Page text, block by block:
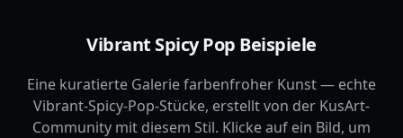
Vibrant Spicy Pop Beispiele
Eine kuratierte Galerie farbenfroher Kunst — echte
Vibrant-Spicy-Pop-Stücke, erstellt von der KusArt-
Community mit diesem Stil. Klicke auf ein Bild, um